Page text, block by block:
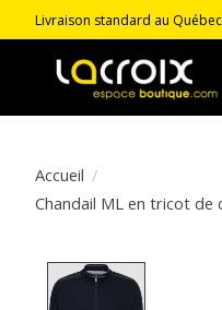
Livraison standard au
Accueil /
Chandail ML en tricot de